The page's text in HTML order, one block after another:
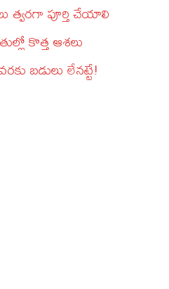
త్వరగా పూర్తి చేయాలి
కొత్త ఆశలు
బడులు లేనట్టే!